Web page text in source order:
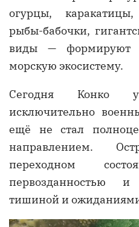
огурцы,
рыбы-бабочки,
виды — формируют
морскую экосистему.
Сегодня Конко
исключительно
ещё не стал
направлением.
переходном
первозданностью
тишиной и